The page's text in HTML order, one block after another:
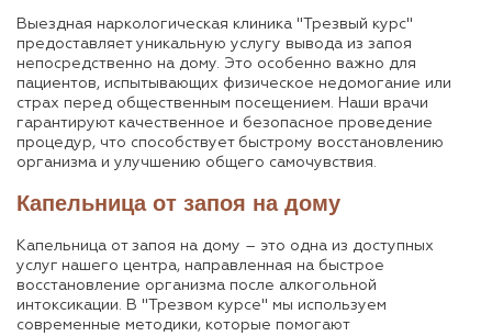
Выездная наркологическая клиника "Трезвый курс"
предоставляет уникальную услугу вывода из запоя
непосредственно на дому. Это особенно важно для
пациентов, испытывающих физическое недомогание или
страх перед общественным посещением. Наши врачи
гарантируют качественное и безопасное проведение
процедур, что способствует быстрому восстановлению
организма и улучшению общего самочувствия.
Капельница от запоя на дому
Капельница от запоя на дому – это одна из доступных
услуг нашего центра, направленная на быстрое
восстановление организма после алкогольной
интоксикации. В "Трезвом курсе" мы используем
современные методики, которые помогают